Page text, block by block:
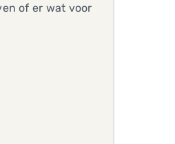
of er wat voor